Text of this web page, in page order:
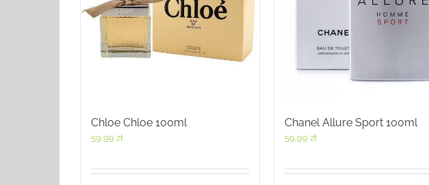
Chloe Chloe 100ml
59,99 zł
Chanel Allure Sport 100ml
59,99 zł